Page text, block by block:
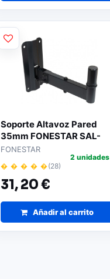
Soporte Altavoz Pared
35mm FONESTAR SAL-
3504
FONESTAR
� � � � �(28)
31,20 €
2 unidades
Añadir al carrito